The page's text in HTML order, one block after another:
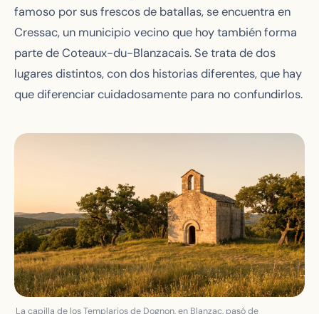
famoso por sus frescos de batallas, se encuentra en
Cressac, un municipio vecino que hoy también forma
parte de Coteaux-du-Blanzacais. Se trata de dos
lugares distintos, con dos historias diferentes, que hay
que diferenciar cuidadosamente para no confundirlos.
La capilla de los Templarios de Dognon, en Blanzac, pasó de